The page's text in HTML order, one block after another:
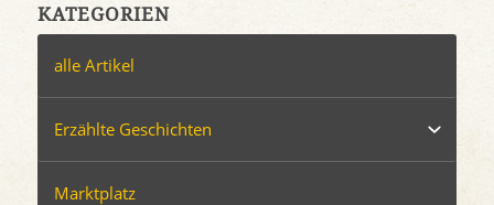
KATEGORIEN
alle Artikel
Erzählte Geschichten
Marktplatz